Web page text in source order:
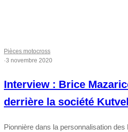
Pièces motocross
·3 novembre 2020
Interview : Brice
derrière la société
Pionnière dans la personnalisation